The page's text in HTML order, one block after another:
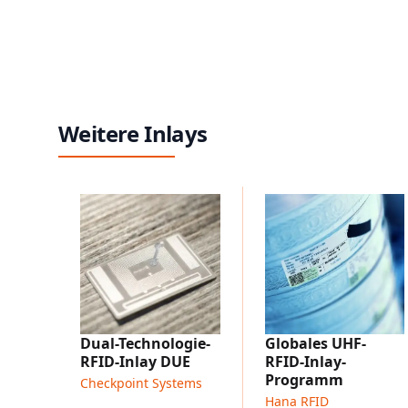
Weitere Inlays
Dual-Technologie-
RFID-Inlay DUE
Checkpoint Systems
Globales UHF-
RFID-Inlay-
Programm
Hana RFID